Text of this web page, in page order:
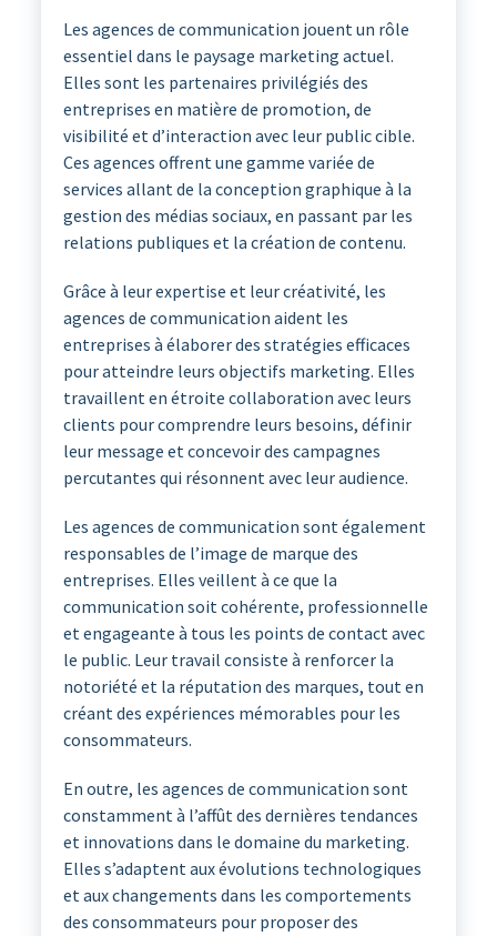
Les agences de communication jouent un rôle
essentiel dans le paysage marketing actuel.
Elles sont les partenaires privilégiés des
entreprises en matière de promotion, de
visibilité et d’interaction avec leur public cible.
Ces agences offrent une gamme variée de
services allant de la conception graphique à la
gestion des médias sociaux, en passant par les
relations publiques et la création de contenu.
Grâce à leur expertise et leur créativité, les
agences de communication aident les
entreprises à élaborer des stratégies efficaces
pour atteindre leurs objectifs marketing. Elles
travaillent en étroite collaboration avec leurs
clients pour comprendre leurs besoins, définir
leur message et concevoir des campagnes
percutantes qui résonnent avec leur audience.
Les agences de communication sont également
responsables de l’image de marque des
entreprises. Elles veillent à ce que la
communication soit cohérente, professionnelle
et engageante à tous les points de contact avec
le public. Leur travail consiste à renforcer la
notoriété et la réputation des marques, tout en
créant des expériences mémorables pour les
consommateurs.
En outre, les agences de communication sont
constamment à l’affût des dernières tendances
et innovations dans le domaine du marketing.
Elles s’adaptent aux évolutions technologiques
et aux changements dans les comportements
des consommateurs pour proposer des